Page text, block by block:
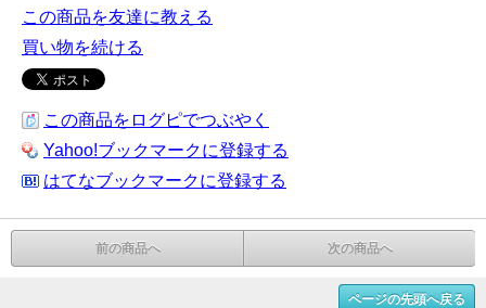
この商品を友達に教える
買い物を続ける
この商品をログピでつぶやく
Yahoo!ブックマークに登録する
はてなブックマークに登録する
前の商品へ 次の商品へ
ページの先頭へ戻る